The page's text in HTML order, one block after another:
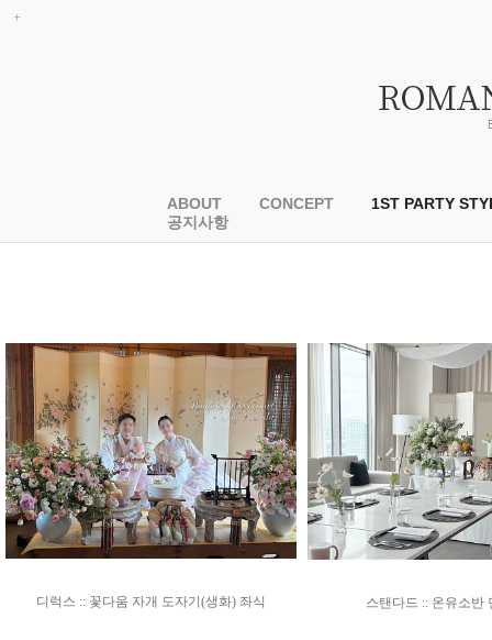
ABOUT CONCEPT
1ST PARTY
공지사항
디럭스 :: 꽃다움 자개 도자기(생화) 좌식 스탠다드 :: 온유소반